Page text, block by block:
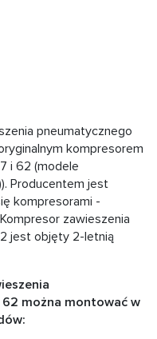
pneumatycznego
kompresorem
i 62 (modele
Producentem jest
kompresorami -
zawieszenia
jest objęty 2-letnią
można montować w